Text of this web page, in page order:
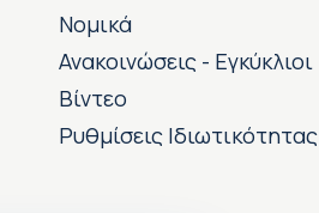
Νομικά
Ανακοινώσεις - Εγκύκλιοι
Βίντεο
Ρυθμίσεις Ιδιωτικότητας